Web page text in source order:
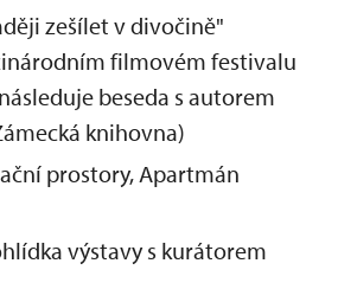
zešílet v divočině"
filmovém festivalu
beseda s autorem
knihovna)
prostory, Apartmán
výstavy s kurátorem